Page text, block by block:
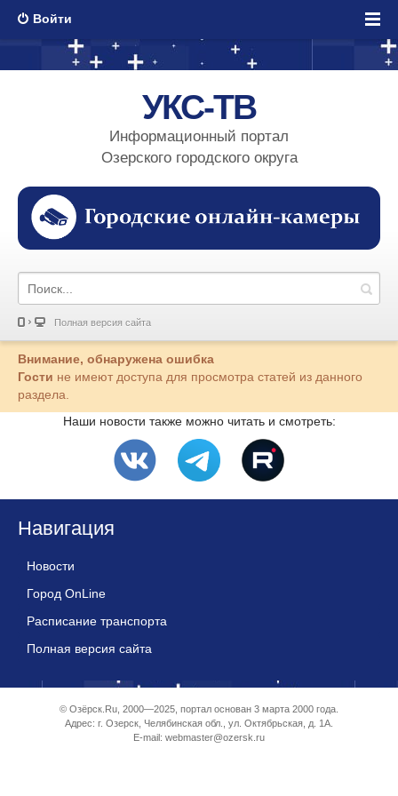
Войти
УКС-ТВ
Информационный портал
Озерского городского округа
Полная версия сайта
Внимание, обнаружена ошибка
Гости не имеют доступа для просмотра статей из данного
раздела.
Наши новости также можно читать и смотреть:
Навигация
Новости
Город OnLine
Расписание транспорта
Полная версия сайта
© Озёрск.Ru, 2000—2025, портал основан 3 марта 2000 года.
Адрес: г. Озерск, Челябинская обл., ул. Октябрьская, д. 1А.
E-mail: webmaster@ozersk.ru